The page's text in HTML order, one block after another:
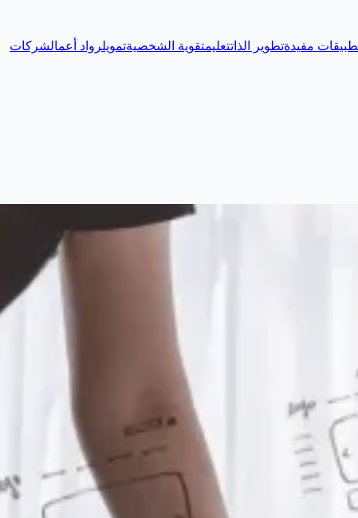
مفيدةتطوير الذاتتعليمتقوية الشخصيةتمويلرواد أعمالشركات